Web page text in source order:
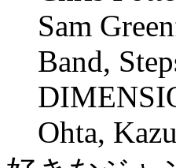
Sam
Band,
Ohta,